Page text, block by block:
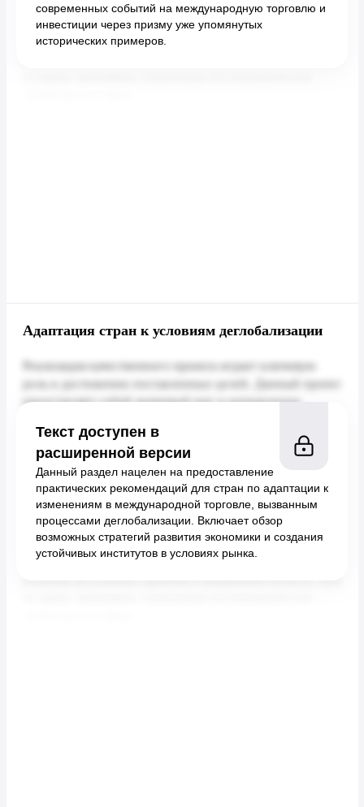
современных событий на международную торговлю и
инвестиции через призму уже упомянутых
исторических примеров.
Адаптация стран к условиям деглобализации
Текст доступен в
расширенной версии
Данный раздел нацелен на предоставление
практических рекомендаций для стран по адаптации к
изменениям в международной торговле, вызванным
процессами деглобализации. Включает обзор
возможных стратегий развития экономики и создания
устойчивых институтов в условиях рынка.